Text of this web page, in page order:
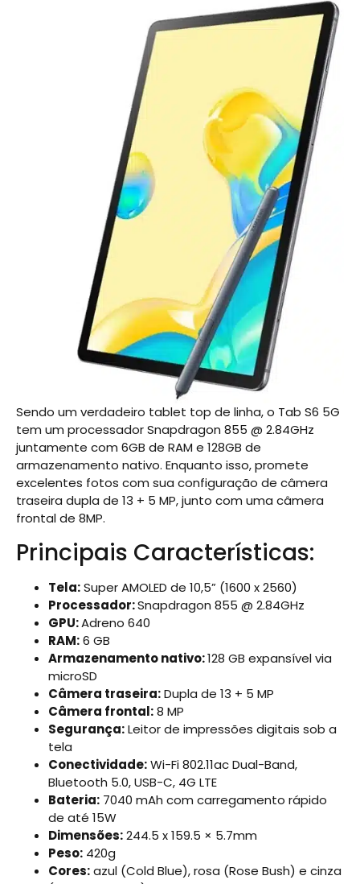
Sendo um verdadeiro tablet top de linha, o Tab S6 5G
tem um processador Snapdragon 855 @ 2.84GHz
juntamente com 6GB de RAM e 128GB de
armazenamento nativo. Enquanto isso, promete
excelentes fotos com sua configuração de câmera
traseira dupla de 13 + 5 MP, junto com uma câmera
frontal de 8MP.
Principais Características:
Tela:Super AMOLED de 10,5” (1600 x 2560)
Processador:Snapdragon 855 @ 2.84GHz
GPU:Adreno 640
RAM:6 GB
Armazenamento nativo:128 GB expansível via
microSD
Câmera traseira:Dupla de 13 + 5 MP
Câmera frontal:8 MP
Segurança:Leitor de impressões digitais sob a
tela
Conectividade:Wi-Fi 802.11ac Dual-Band,
Bluetooth 5.0, USB-C, 4G LTE
Bateria: 7040 mAh com carregamento rápido
de até 15W
Dimensões:244.5 x 159.5 × 5.7mm
Peso: 420g
Cores:azul (Cold Blue), rosa (Rose Bush) e cinza